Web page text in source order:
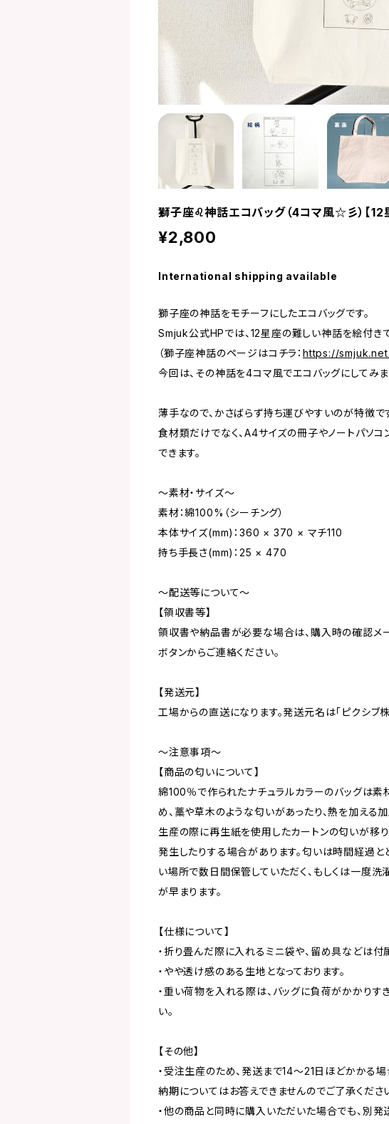
獅子座♌神話エコバッグ（4コマ風☆彡）【12
¥2,800
International shipping available
獅子座の神話をモチーフにしたエコバッグです。
Smjuk公式HPでは、12星座の難しい神話を絵付き
（獅子座神話のページはコチラ：https://
今回は、その神話を4コマ風でエコバッグにしてみま
薄手なので、かさばらず持ち運びやすいのが特徴で
食材類だけでなく、A4サイズの冊子やノートパソコ
できます。
～素材・サイズ～
素材：綿100%（シーチング）
本体サイズ(mm)：360 × 370 × マチ110
持ち手長さ(mm)：25 × 470
～配送等について～
【領収書等】
領収書や納品書が必要な場合は、購入時の確認メ
ボタンからご連絡ください。
【発送元】
工場からの直送になります。発送元名は「ピクシブ
～注意事項～
【商品の匂いについて】
綿100％で作られたナチュラルカラーのバッグは
め、藁や草木のような匂いがあったり、熱を加える
生産の際に再生紙を使用したカートンの匂いが移
発生したりする場合があります。匂いは時間経過
い場所で数日間保管していただく、もしくは一度
が早まります。
【仕様について】
・折り畳んだ際に入れるミニ袋や、留め具などは付
・やや透け感のある生地となっております。
・重い荷物を入れる際は、バッグに負荷がかかりす
い。
【その他】
・受注生産のため、発送まで14～21日ほどかかる
納期についてはお答えできませんのでご了承くださ
・他の商品と同時に購入いただいた場合でも、別発